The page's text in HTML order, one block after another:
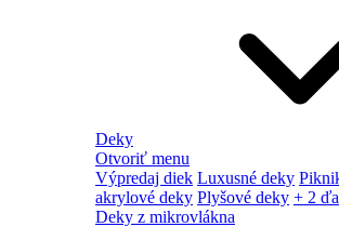
Deky
Otvoriť menu
Výpredaj diek Luxusné deky
akrylové deky Plyšové deky + 2
Deky z mikrovlákna